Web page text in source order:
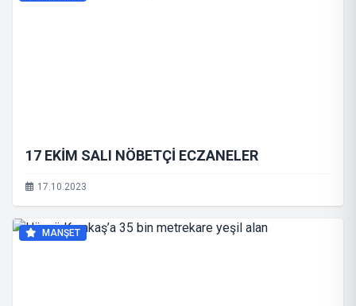
17 EKİM SALI NÖBETÇİ ECZANELER
17.10.2023
MANŞET